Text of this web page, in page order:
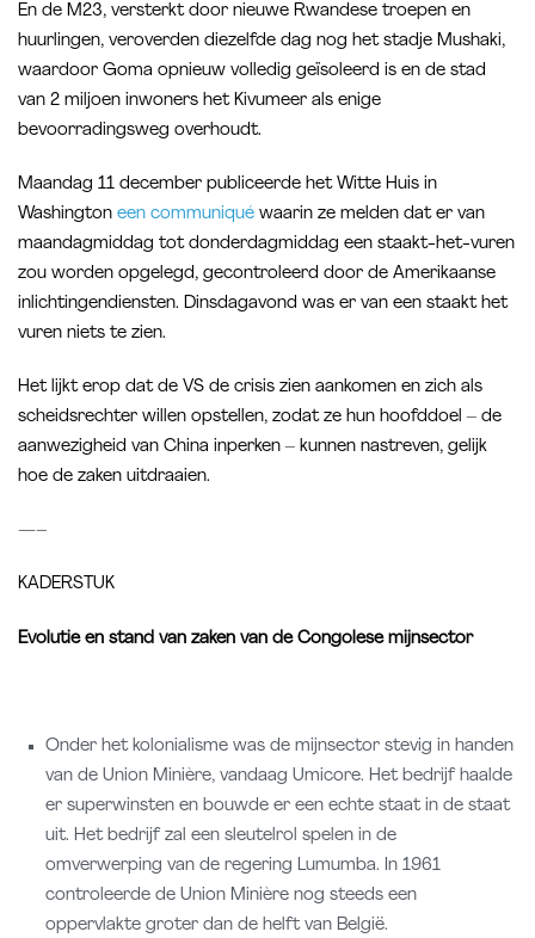
En de M23, versterkt door nieuwe Rwandese troepen en
huurlingen, veroverden diezelfde dag nog het stadje Mushaki,
waardoor Goma opnieuw volledig geïsoleerd is en de stad
van 2 miljoen inwoners het Kivumeer als enige
bevoorradingsweg overhoudt.
Maandag 11 december publiceerde het Witte Huis in
Washington een communiqué waarin ze melden dat er van
maandagmiddag tot donderdagmiddag een staakt-het-vuren
zou worden opgelegd, gecontroleerd door de Amerikaanse
inlichtingendiensten. Dinsdagavond was er van een staakt het
vuren niets te zien.
Het lijkt erop dat de VS de crisis zien aankomen en zich als
scheidsrechter willen opstellen, zodat ze hun hoofddoel – de
aanwezigheid van China inperken – kunnen nastreven, gelijk
hoe de zaken uitdraaien.
—–
KADERSTUK
Evolutie en stand van zaken van de Congolese mijnsector
Onder het kolonialisme was de mijnsector stevig in handen
van de Union Minière, vandaag Umicore. Het bedrijf haalde
er superwinsten en bouwde er een echte staat in de staat
uit. Het bedrijf zal een sleutelrol spelen in de
omverwerping van de regering Lumumba. In 1961
controleerde de Union Minière nog steeds een
oppervlakte groter dan de helft van België.